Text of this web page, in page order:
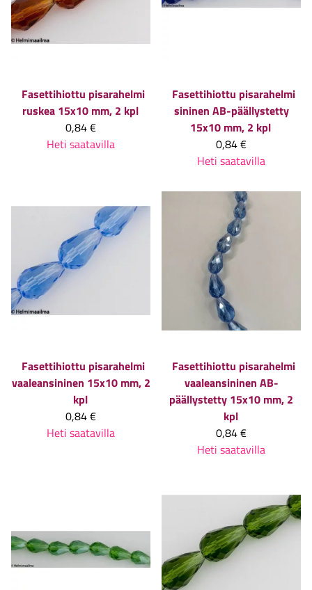
Fasettihiottu pisarahelmi
ruskea 15x10 mm, 2 kpl
0,84 €
Heti saatavilla
Fasettihiottu pisarahelmi
sininen AB-päällystetty
15x10 mm, 2 kpl
0,84 €
Heti saatavilla
Fasettihiottu pisarahelmi
vaaleansininen 15x10 mm, 2
kpl
0,84 €
Heti saatavilla
Fasettihiottu pisarahelmi
vaaleansininen AB-
päällystetty 15x10 mm, 2
kpl
0,84 €
Heti saatavilla